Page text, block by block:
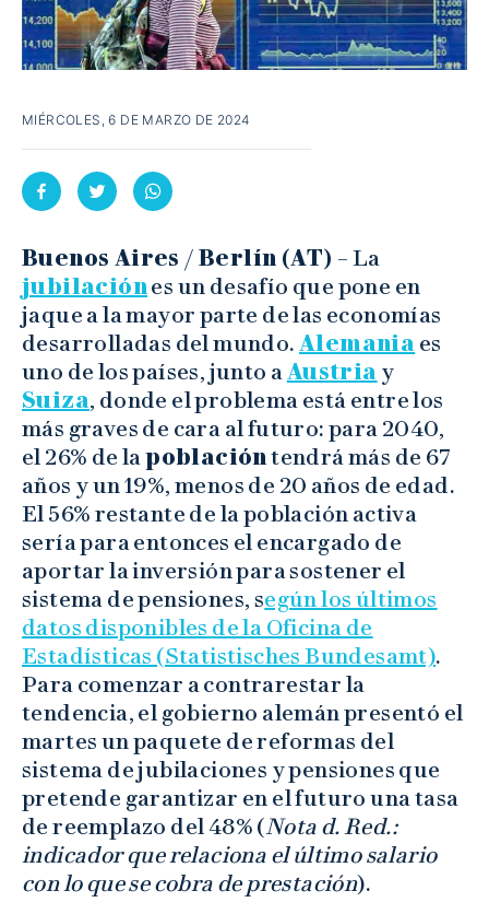
MIÉRCOLES, 6 DE MARZO DE 2024
Buenos Aires / Berlín (AT) – La
jubilaciónes un desafío que pone en
jaque a la mayor parte de las economías
desarrolladas del mundo. Alemania es
uno de los países, junto aAustria y
Suiza, donde el problema está entre los
más graves de cara al futuro: para 2040,
el 26% de lapoblacióntendrá más de 67
años y un 19%, menos de 20 años de edad.
El 56% restante de la población activa
sería para entonces el encargado de
aportar la inversión para sostener el
sistema de pensiones, según los últimos
datos disponibles de la Oficina de
Estadísticas (Statistisches Bundesamt).
Para comenzar a contrarestar la
tendencia, el gobierno alemán presentó el
martes un paquete de reformas del
sistema de jubilaciones y pensiones que
pretende garantizar en el futuro una tasa
de reemplazo del 48% (Nota d. Red.:
indicador que relaciona el último salario
con lo que se cobra de prestación).